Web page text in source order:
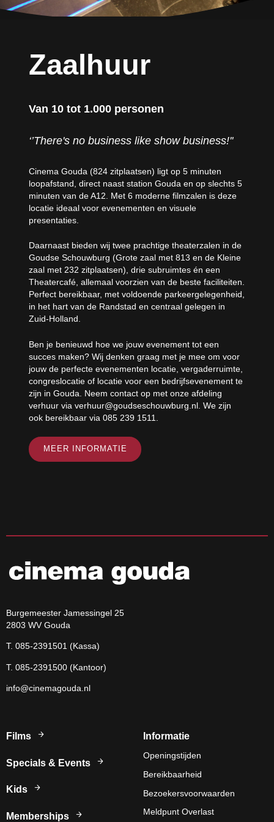
Zaalhuur
Van 10 tot 1.000 personen
‘’There's no business like show business!''
Cinema Gouda (824 zitplaatsen) ligt op 5 minuten
loopafstand, direct naast station Gouda en op slechts 5
minuten van de A12. Met 6 moderne filmzalen is deze
locatie ideaal voor evenementen en visuele
presentaties.
Daarnaast bieden wij twee prachtige theaterzalen in de
Goudse Schouwburg (Grote zaal met 813 en de Kleine
zaal met 232 zitplaatsen), drie subruimtes én een
Theatercafé, allemaal voorzien van de beste faciliteiten.
Perfect bereikbaar, met voldoende parkeergelegenheid,
in het hart van de Randstad en centraal gelegen in
Zuid-Holland.
Ben je benieuwd hoe we jouw evenement tot een
succes maken? Wij denken graag met je mee om voor
jouw de perfecte evenementen locatie, vergaderruimte,
congreslocatie of locatie voor een bedrijfsevenement te
zijn in Gouda. Neem contact op met onze afdeling
verhuur via verhuur@goudseschouwburg.nl. We zijn
ook bereikbaar via 085 239 1511.
MEER INFORMATIE
Burgemeester Jamessingel 25
2803 WV Gouda
T. 085-2391501 (Kassa)
T. 085-2391500 (Kantoor)
info@cinemagouda.nl
Films
Specials & Events
Kids
Memberships
Informatie
Openingstijden
Bereikbaarheid
Bezoekersvoorwaarden
Meldpunt Overlast